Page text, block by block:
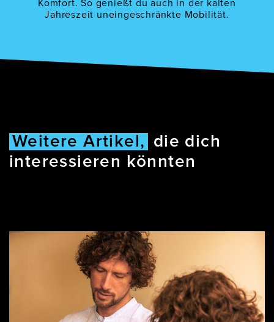
Komfort. So genießt du auch in der kalten
Jahreszeit uneingeschränkte Mobilität.
Weitere Artikel,
die dich
interessieren könnten